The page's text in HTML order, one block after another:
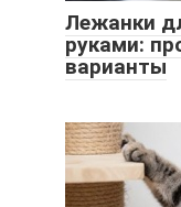
Лежанки
руками:
варианты